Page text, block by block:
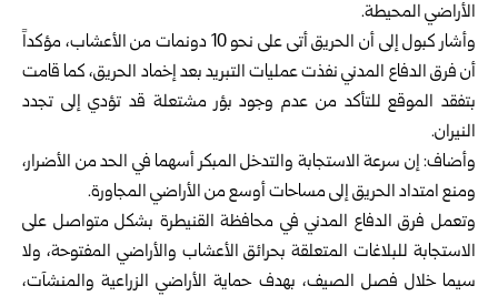
الأراضي المحيطة.
وأشار كبول إلى أن الحريق أتى على نحو 10 دونمات من الأعشاب، مؤكداً
أن فرق الدفاع المدني نفذت عمليات التبريد بعد إخماد الحريق، كما قامت
بتفقد الموقع للتأكد من عدم وجود بؤر مشتعلة قد تؤدي إلى تجدد
النيران.
وأضاف: إن سرعة الاستجابة والتدخل المبكر أسهما في الحد من الأضرار،
ومنع امتداد الحريق إلى مساحات أوسع من الأراضي المجاورة.
وتعمل فرق الدفاع المدني في محافظة القنيطرة بشكل متواصل على
الاستجابة للبلاغات المتعلقة بحرائق الأعشاب والأراضي المفتوحة، ولا
سيما خلال فصل الصيف، بهدف حماية الأراضي الزراعية والمنشآت،